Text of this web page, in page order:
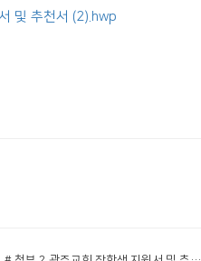
및 추천서 (2).hwp